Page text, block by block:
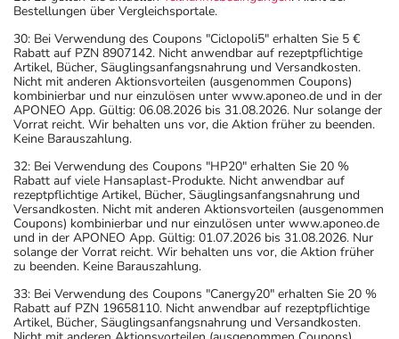
- Vorsicht: Das Reaktionsvermögen kann auch bei
bestimmungsgemäßem Gebrauch beeinträchtigt sein.
Achten Sie vor allem darauf, wenn Sie am Straßenverkehr
teilnehmen oder Maschinen (auch im Haushalt) bedienen,
mit denen Sie sich verletzen können.
- Vorsicht: Vermeiden Sie die Einnahme von Alkohol.
- Die Wirkung der Anti-Baby-Pille kann durch das
Arzneimittel beeinträchtigt werden. Für die Dauer der
Einnahme sollten Sie deshalb zusätzliche Maßnahmen zur
Empfängnisverhütung treffen.
- Vermeiden Sie übermäßige UV-Strahlung, z.B. in
Solarien oder bei ausgedehnten Sonnenbädern, weil die
Haut während der Anwendung des Arzneimittels
empfindlicher reagiert.
- Bei Frauen im gebärfähigen Alter sind während und
Bestellungen über Vergleichsportale.
30: Bei Verwendung des Coupons "Ciclopoli5" erhalten Sie 5 €
Rabatt auf PZN 8907142. Nicht anwendbar auf rezeptpflichtige
Artikel, Bücher, Säuglingsanfangsnahrung und Versandkosten.
Nicht mit anderen Aktionsvorteilen (ausgenommen Coupons)
kombinierbar und nur einzulösen unter www.aponeo.de und in der
APONEO App. Gültig: 06.08.2026 bis 31.08.2026. Nur solange der
Vorrat reicht. Wir behalten uns vor, die Aktion früher zu beenden.
Keine Barauszahlung.
32: Bei Verwendung des Coupons "HP20" erhalten Sie 20 %
Rabatt auf viele Hansaplast-Produkte. Nicht anwendbar auf
rezeptpflichtige Artikel, Bücher, Säuglingsanfangsnahrung und
Versandkosten. Nicht mit anderen Aktionsvorteilen (ausgenommen
Coupons) kombinierbar und nur einzulösen unter www.aponeo.de
und in der APONEO App. Gültig: 01.07.2026 bis 31.08.2026. Nur
solange der Vorrat reicht. Wir behalten uns vor, die Aktion früher
zu beenden. Keine Barauszahlung.
33: Bei Verwendung des Coupons "Canergy20" erhalten Sie 20 %
Rabatt auf PZN 19658110. Nicht anwendbar auf rezeptpflichtige
Artikel, Bücher, Säuglingsanfangsnahrung und Versandkosten.